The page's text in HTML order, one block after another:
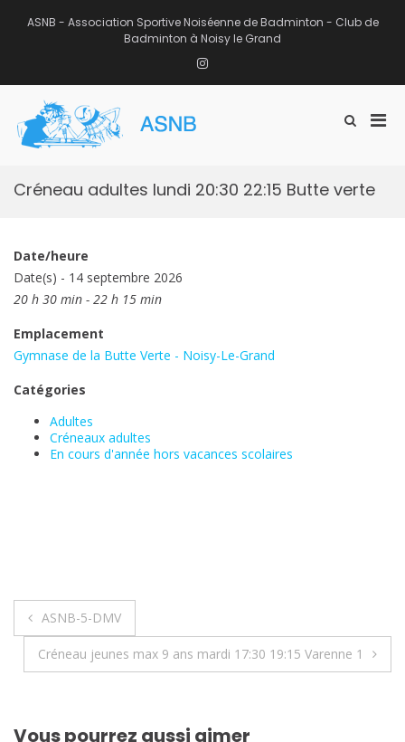
ASNB - Association Sportive Noiséenne de Badminton - Club de
Badminton à Noisy le Grand
Instagram
Afficher
recherche
Créneau adultes lundi 20:30 22:15 Butte verte
Date/heure
Date(s) - 14 septembre 2026
20 h 30 min - 22 h 15 min
Emplacement
Gymnase de la Butte Verte - Noisy-Le-Grand
Catégories
Adultes
Créneaux adultes
En cours d'année hors vacances scolaires
Navigation
de
ASNB-5-DMV
Créneau jeunes max 9 ans mardi 17:30 19:15 Varenne 1
Vous pourrez aussi aimer